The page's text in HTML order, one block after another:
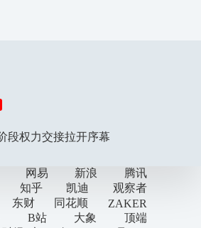
段权力交接拉开序幕
网易 新浪
腾讯
知乎 凯迪
观察者
东财 同花顺
ZAKER
B站 大象
顶端